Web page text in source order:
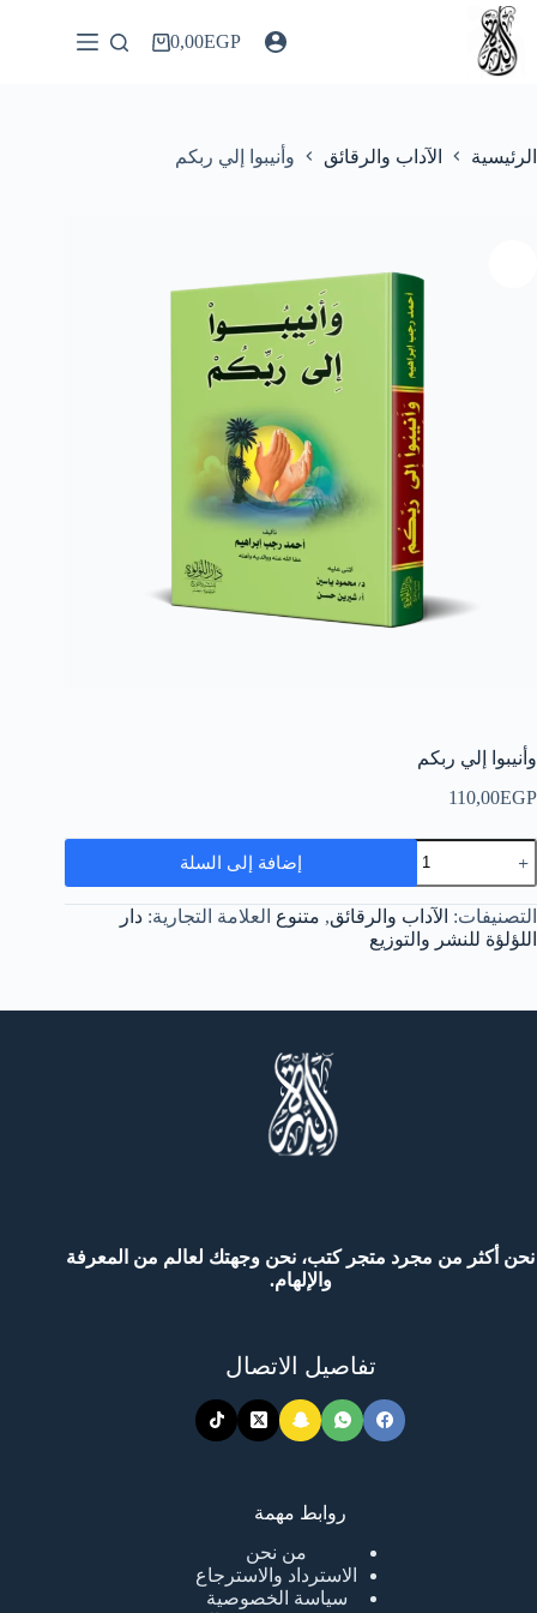
التجاوز
المحتوى
عربة0,00EGP
الرئيسية الآداب والرقائق وأنيبوا إلي ربكم
وأنيبوا إلي ربكم
110,00EGP
كمية
وأنيبوا
إلي
ربكم
إضافة إلى السلة
التصنيفات: الآداب والرقائق, متنوع العلامة التجارية: دار
اللؤلؤة للنشر والتوزيع
نحن أكثر من مجرد متجر كتب، نحن وجهتك لعالم من المعرفة
والإلهام.
تفاصيل الاتصال
روابط مهمة
من نحن
الاسترداد والاسترجاع
سياسة الخصوصية